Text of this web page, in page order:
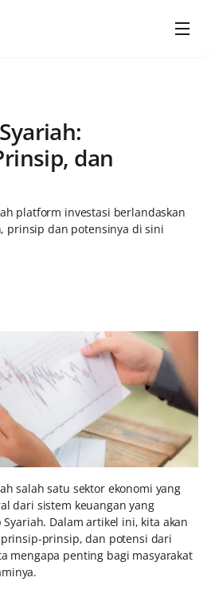
dan
platform investasi berlandaskan
prinsip dan potensinya di sini
salah satu sektor ekonomi yang
dari sistem keuangan yang
Dalam artikel ini, kita akan
prinsip, dan potensi dari
mengapa penting bagi masyarakat